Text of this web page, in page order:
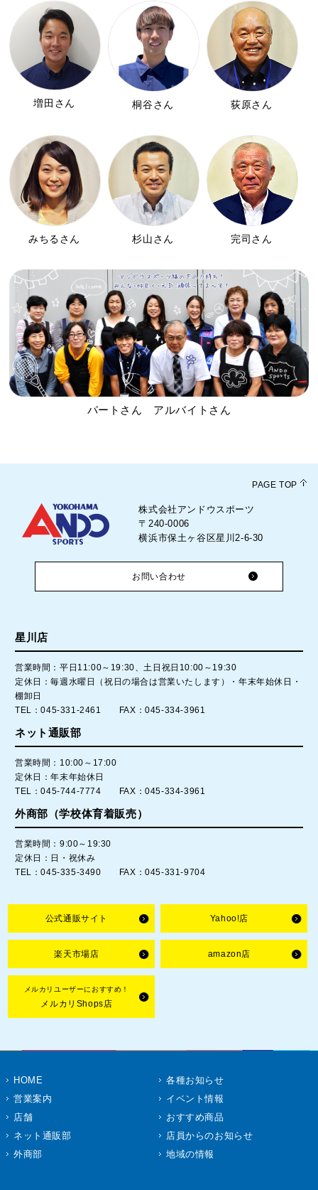
増田さん 桐谷さん 荻原さん
みちるさん 杉山さん 完司さん
パートさん アルバイトさん
PAGE TOP
株式会社アンドウスポーツ
〒240-0006
横浜市保土ヶ谷区星川2-6-30
お問い合わせ
星川店
営業時間：平日11:00～19:30、土日祝日10:00～19:30
定休日：毎週水曜日（祝日の場合は営業いたします）・年末年始休日・
棚卸日
TEL：045-331-2461 FAX：045-334-3961
ネット通販部
営業時間：10:00～17:00
定休日：年末年始休日
TEL：045-744-7774 FAX：045-334-3961
外商部（学校体育着販売）
営業時間：9:00～19:30
定休日：日・祝休み
TEL：045-335-3490 FAX：045-331-9704
公式通販サイト Yahoo!店
楽天市場店 amazon店
メルカリユーザーにおすすめ！
メルカリShops店
HOME
営業案内
店舗
ネット通販部
外商部
各種お知らせ
イベント情報
おすすめ商品
店員からのお知らせ
地域の情報